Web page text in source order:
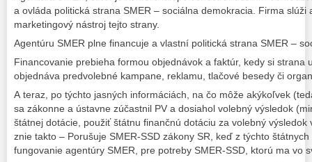
a ovláda politická strana SMER – sociálna demokracia. Firma slúži
marketingový nástroj tejto strany.
Agentúru SMER plne financuje a vlastní politická strana SMER –
Financovanie prebieha formou objednávok a faktúr, kedy si strana
objednáva predvolebné kampane, reklamu, tlačové besedy či
A teraz, po týchto jasných informáciách, na čo môže akýkoľvek
sa zákonne a ústavne zúčastnil PV a dosiahol volebný výsledok
štátnej dotácie, použiť štátnu finančnú dotáciu za volebný výsledok
znie takto – Porušuje SMER-SSD zákony SR, keď z týchto
fungovanie agentúry SMER, pre potreby SMER-SSD, ktorú ma vo